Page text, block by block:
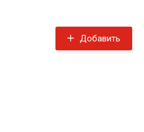
Добавить